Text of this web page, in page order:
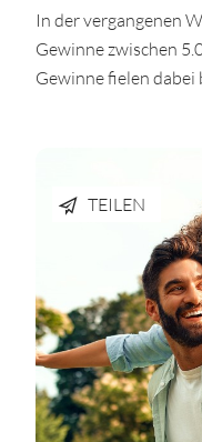
In der vergangenen
Gewinne zwischen
Gewinne fielen dabei
TEILEN